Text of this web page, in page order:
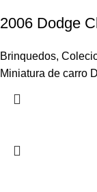
2006 Dodge
Brinquedos,
Miniatura de carro